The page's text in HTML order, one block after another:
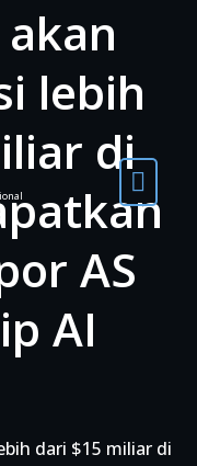
lebih
di
AS
AI
dari $15 miliar di